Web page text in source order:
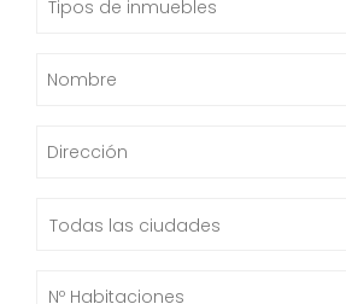
Todas las ciudades